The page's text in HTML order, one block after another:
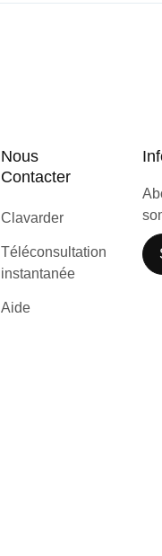
Nous
Contacter
Clavarder
Téléconsultation
instantanée
Aide